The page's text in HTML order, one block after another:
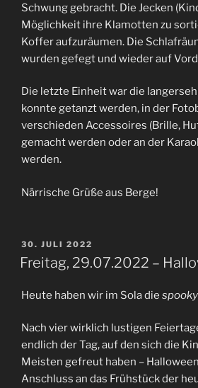
Schwung gebracht. Die Jecken
Möglichkeit ihre Klamotten zu
Koffer aufzuräumen. Die
wurden gefegt und wieder auf
Die letzte Einheit war die
konnte getanzt werden, in der
verschieden Accessoires (Brille,
gemacht werden oder an der
werden.
Närrische Grüße aus Berge!
VERÖFFENTLICHT
AM
30. JULI 2022
Freitag, 29.07.2022 –
Heute haben wir im Sola die
Nach vier wirklich lustigen
endlich der Tag, auf den sich die
Meisten gefreut haben –
Anschluss an das Frühstück der